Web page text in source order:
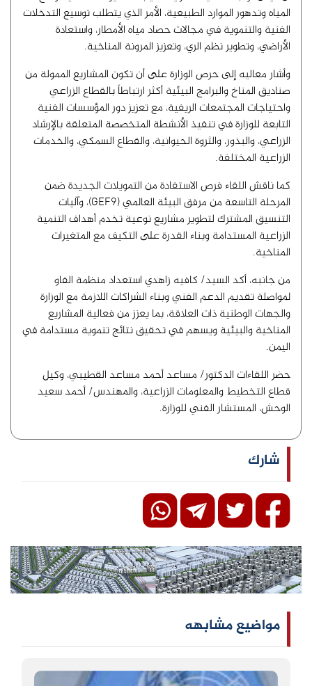
المياه وتدهور الموارد الطبيعية، الأمر الذي يتطلب توسيع التدخلات
الفنية والتنموية في مجالات حصاد مياه الأمطار، واستعادة
الأراضي، وتطوير نظم الري، وتعزيز المرونة المناخية.
وأشار معاليه إلى حرص الوزارة على أن تكون المشاريع الممولة من
صناديق المناخ والبرامج البيئية أكثر ارتباطاً بالقطاع الزراعي
واحتياجات المجتمعات الريفية، مع تعزيز دور المؤسسات الفنية
التابعة للوزارة في تنفيذ الأنشطة المتخصصة المتعلقة بالإرشاد
الزراعي، والبذور، والثروة الحيوانية، والقطاع السمكي، والخدمات
الزراعية المختلفة.
كما ناقش اللقاء فرص الاستفادة من التمويلات الجديدة ضمن
المرحلة التاسعة من مرفق البيئة العالمي (GEF9)، وآليات
التنسيق المشترك لتطوير مشاريع نوعية تخدم أهداف التنمية
الزراعية المستدامة وبناء القدرة على التكيف مع المتغيرات
المناخية.
من جانبه، أكد السيد/ كافيه زاهدي استعداد منظمة الفاو
لمواصلة تقديم الدعم الفني وبناء الشراكات اللازمة مع الوزارة
والجهات الوطنية ذات العلاقة، بما يعزز من فعالية المشاريع
المناخية والبيئية ويسهم في تحقيق نتائج تنموية مستدامة في
اليمن.
حضر اللقاءات الدكتور/ مساعد أحمد مساعد القطيبي، وكيل
قطاع التخطيط والمعلومات الزراعية، والمهندس/ أحمد سعيد
الوحش، المستشار الفني للوزارة.
شارك
مواضيع مشابهه